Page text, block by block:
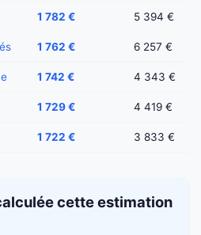
1 782 € 5 394 €
1 762 € 6 257 €
1 742 € 4 343 €
1 729 € 4 419 €
1 722 € 3 833 €
cette estimation